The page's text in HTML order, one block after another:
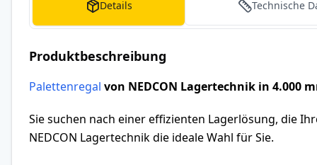
Details Technische
Produktbeschreibung
Palettenregal von NEDCON Lagertechnik in 4.000
Sie suchen nach einer effizienten Lagerlösung, die
NEDCON Lagertechnik die ideale Wahl für Sie.